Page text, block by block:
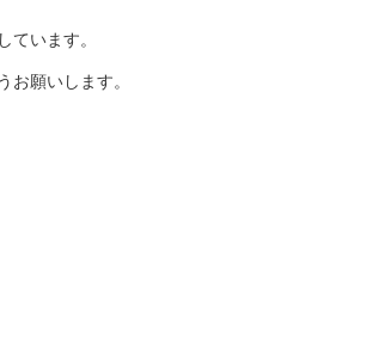
います。
願いします。